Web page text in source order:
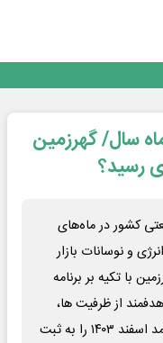
کردسال/ گهرزمین
کشور در ماه‌های
و نوسانات بازار
با تکیه بر برنامه
از ظرفیت ها،
توانست رشد چشمگیر ۹۲ درصدی در درآمد اسفند ۱۴۰۳ را به ثبت